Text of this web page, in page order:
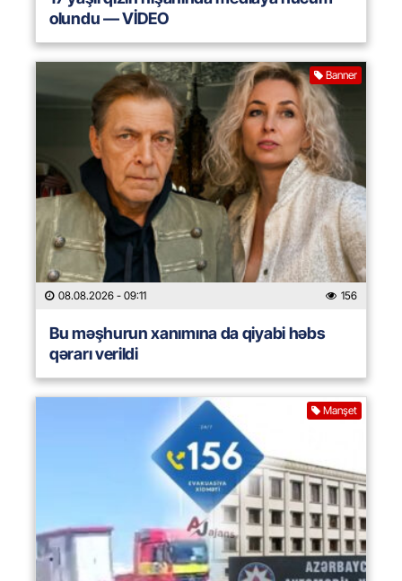
olundu — VİDEO
Banner
08.08.2026 - 09:11 156
Bu məşhurun xanımına da qiyabi həbs
qərarı verildi
Manşet